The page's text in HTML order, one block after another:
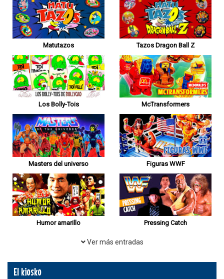
Matutazos Tazos Dragon Ball Z
Los Bolly-Tois McTransformers
Masters del universo Figuras WWF
Humor amarillo Pressing Catch
Ver más entradas
El kiosko